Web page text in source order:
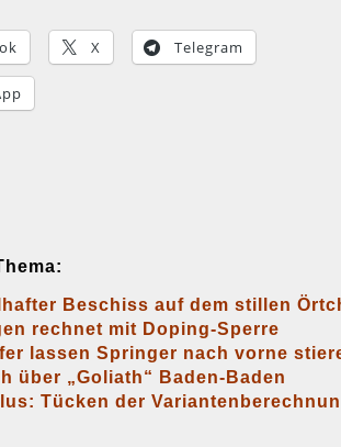
X Telegram
Beschiss auf dem stillen
rechnet mit Doping-Sperre
lassen Springer nach vorne
über „Goliath“ Baden-Baden
Tücken der